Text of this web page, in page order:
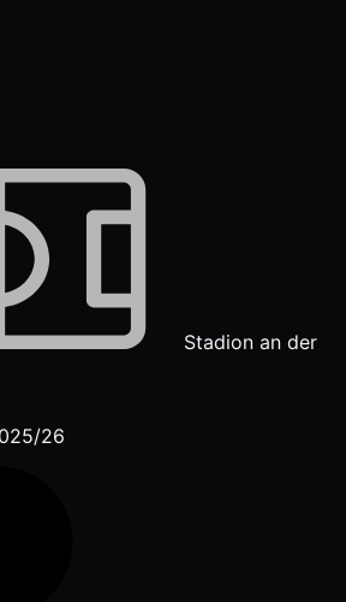
Stadion an der